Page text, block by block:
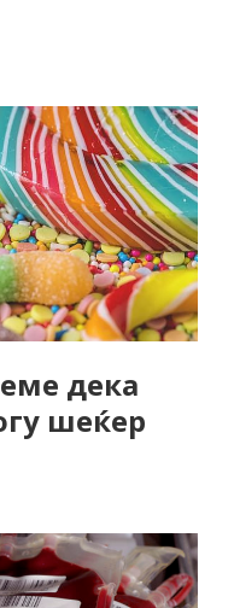
дека
шеќер